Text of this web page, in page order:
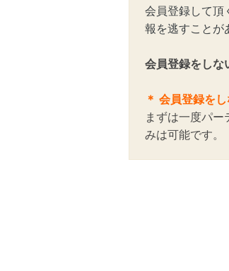
会員登録して頂
報を逃すことが
会員登録をしな
＊ 会員登録を
まずは一度パ
みは可能です。